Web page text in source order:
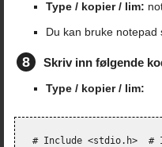
Type / kopier / lim:
Du kan bruke
8 Skriv inn følgende
Type / kopier / lim:
# Include <stdio.h> #